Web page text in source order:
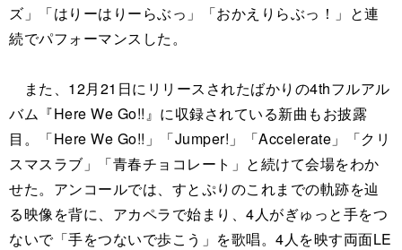
ズ」「はりーはりーらぶっ」「おかえりらぶっ！」と連
続でパフォーマンスした。
また、12月21日にリリースされたばかりの4thフルアル
バム『Here We Go!!』に収録されている新曲もお披露
目。「Here We Go!!」「Jumper!」「Accelerate」「クリ
スマスラブ」「青春チョコレート」と続けて会場をわか
せた。アンコールでは、すとぷりのこれまでの軌跡を辿
る映像を背に、アカペラで始まり、4人がぎゅっと手をつ
ないで「手をつないで歩こう」を歌唱。4人を映す両面LE